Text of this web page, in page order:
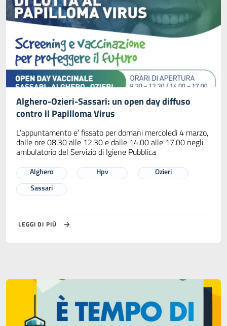
Alghero-Ozieri-Sassari: un open day diffuso
contro il Papilloma Virus
L’appuntamento e’ fissato per domani mercoledì 4 marzo,
dalle ore 08.30 alle 12.30 e dalle 14.00 alle 17.00 negli
ambulatorio del Servizio di Igiene Pubblica
Alghero Hpv
Ozieri
Sassari
LEGGI DI PIÙ